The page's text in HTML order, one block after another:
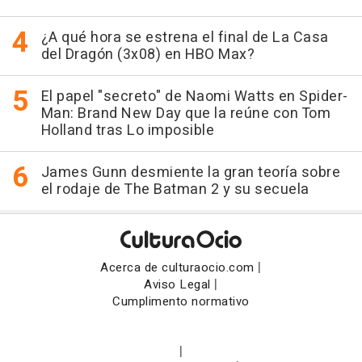
¿A qué hora se estrena el final de La Casa
del Dragón (3x08) en HBO Max?
El papel "secreto" de Naomi Watts en Spider-
Man: Brand New Day que la reúne con Tom
Holland tras Lo imposible
James Gunn desmiente la gran teoría sobre
el rodaje de The Batman 2 y su secuela
Acerca de culturaocio.com |
Aviso Legal |
Cumplimento normativo
|